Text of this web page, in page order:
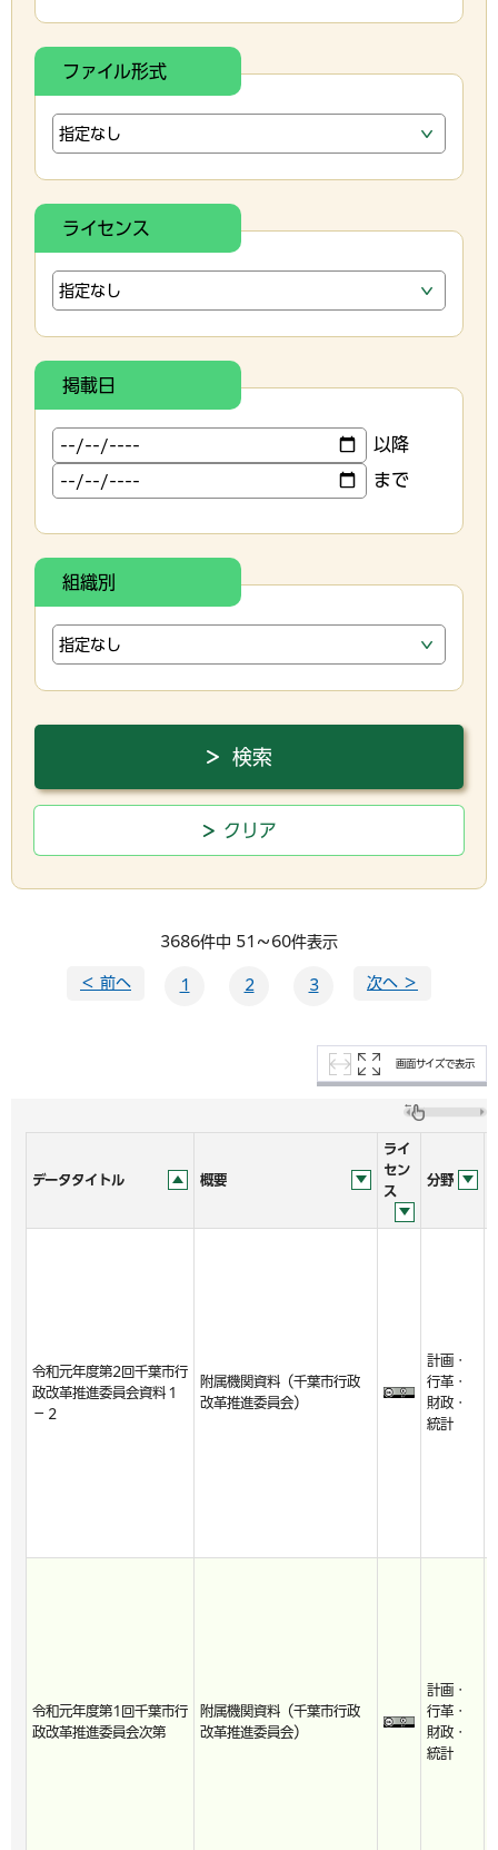
ファイル形式
ライセンス
掲載日
以降
まで
組織別
3686件中 51～60件表示
＜ 前へ 1 2 3 次へ ＞
画面サイズで表示
データタイトル 概要
ライ
セン
ス
分野
令和元年度第2回千葉市行
政改革推進委員会資料１
－２
附属機関資料（千葉市行政
改革推進委員会）
計画・
行革・
財政・
統計
令和元年度第1回千葉市行
政改革推進委員会次第
附属機関資料（千葉市行政
改革推進委員会）
計画・
行革・
財政・
統計